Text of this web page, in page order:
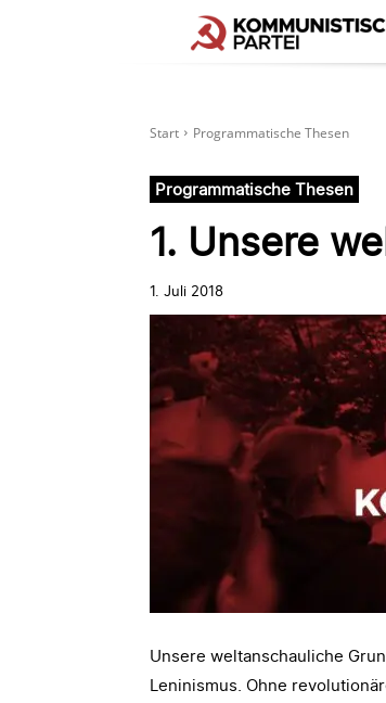
Start Programmatische Thesen
Programmatische Thesen
1. Unsere
1. Juli 2018
Unsere weltanschauliche
Leninismus. Ohne